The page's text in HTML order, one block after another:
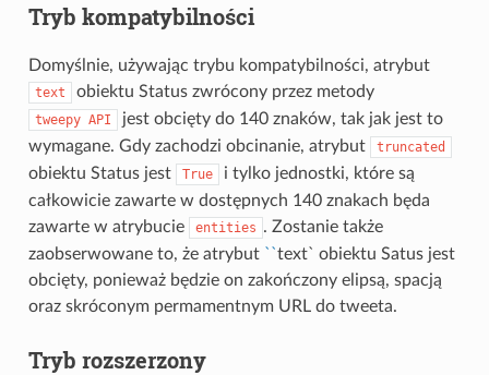
Tryb kompatybilności
Domyślnie, używając trybu kompatybilności, atrybut
text obiektu Status zwrócony przez metody
tweepy API
jest obcięty do 140 znaków, tak jak jest to
wymagane. Gdy zachodzi obcinanie, atrybut
truncated
obiektu Status jest True
i tylko jednostki, które są
całkowicie zawarte w dostępnych 140 znakach będa
zawarte w atrybucie
entities . Zostanie także
zaobserwowane to, że atrybut ``text` obiektu Satus jest
obcięty, ponieważ będzie on zakończony elipsą, spacją
oraz skróconym permamentnym URL do tweeta.
Tryb rozszerzony